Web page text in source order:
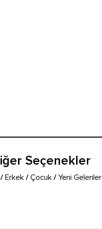
Seçenekler
/Erkek /Çocuk /Yeni Gelenler